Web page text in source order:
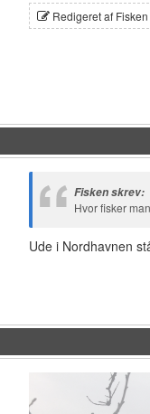
Redigeret af
Fisken skrev:
Hvor fisker
Ude i Nordhavnen